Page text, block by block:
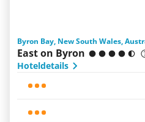
Byron Bay, New South Wales,
East on Byron
Hoteldetails